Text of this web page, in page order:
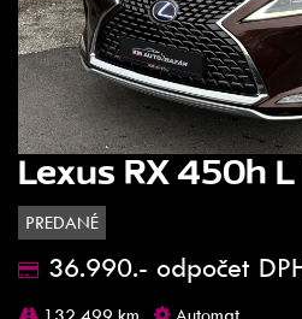
Lexus RX 450h
PREDANÉ
36.990.- odpočet
132.499 km,
Automat